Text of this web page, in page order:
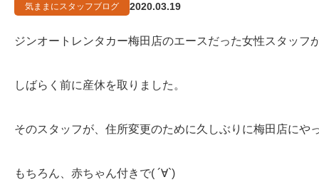
気ままにスタッフブログ 2020.03.19
ジンオートレンタカー梅田店のエースだった女性スタッフ
しばらく前に産休を取りました。
そのスタッフが、住所変更のために久しぶりに梅田店にや
もちろん、赤ちゃん付きで( ´∀`)